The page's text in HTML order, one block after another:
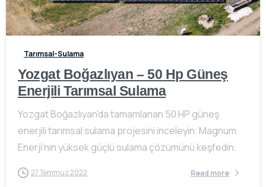
-
Tarımsal-Sulama
Yozgat Boğazlıyan – 50 Hp Güneş
Enerjili Tarımsal Sulama
Yozgat Boğazlıyan’da tamamlanan 50 HP güneş
enerjili tarımsal sulama projesini inceleyin. Magnum
Enerji’nin yüksek güçlü sulama çözümünü keşfedin.
27 Temmuz 2022 Read more